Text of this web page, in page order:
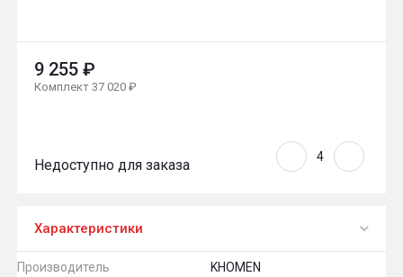
9 255 ₽
Комплект 37 020 ₽
Недоступно для заказа
Характеристики
Производитель KHOMEN